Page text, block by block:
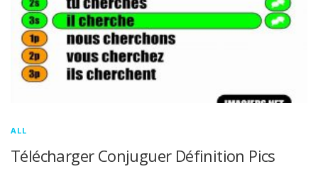
ALL
Télécharger Conjuguer Définition Pics